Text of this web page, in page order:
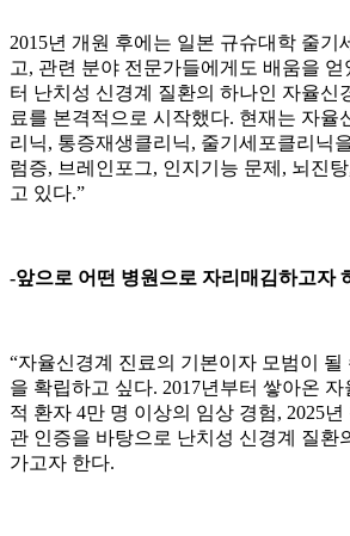
2015년 개원 후에는 일본 규슈대학 줄기
고, 관련 분야 전문가들에게도 배움을 얻
터 난치성 신경계 질환의 하나인 자율신
료를 본격적으로 시작했다. 현재는 자율
리닉, 통증재생클리닉, 줄기세포클리닉
럼증, 브레인포그, 인지기능 문제, 뇌진
고 있다.”
-앞으로 어떤 병원으로 자리매김하고자
“자율신경계 진료의 기본이자 모범이 될
을 확립하고 싶다. 2017년부터 쌓아온
적 환자 4만 명 이상의 임상 경험, 2025년
관 인증을 바탕으로 난치성 신경계 질환
가고자 한다.